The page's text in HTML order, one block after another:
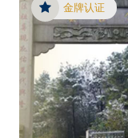
金牌认证